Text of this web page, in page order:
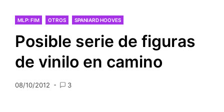
MLP: FIM OTROS SPANIARD HOOVES
Posible serie de figuras
de vinilo en camino
08/10/2012 3